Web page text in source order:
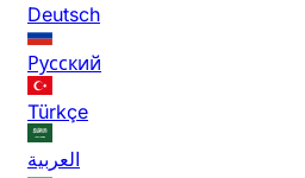
Deutsch
Русский
Türkçe
العربية